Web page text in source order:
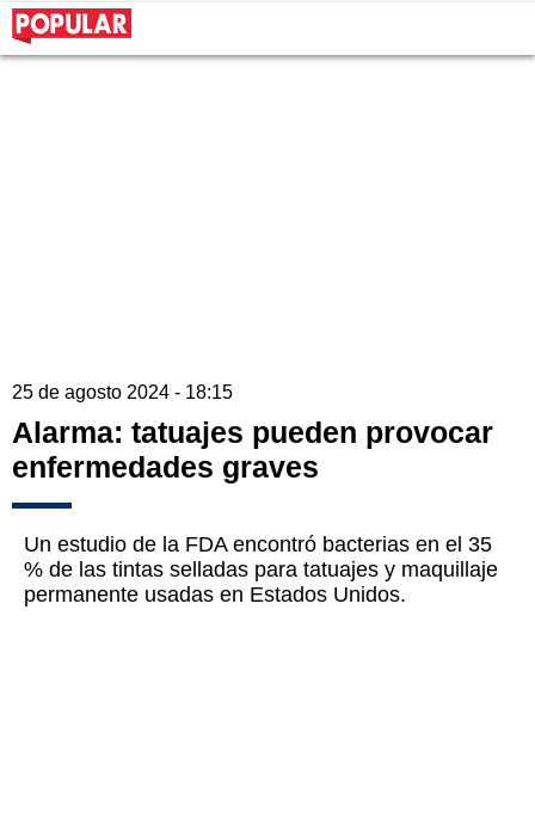
25 de agosto 2024 - 18:15
Alarma: tatuajes pueden provocar
enfermedades graves
Un estudio de la FDA encontró bacterias en el 35
% de las tintas selladas para tatuajes y maquillaje
permanente usadas en Estados Unidos.